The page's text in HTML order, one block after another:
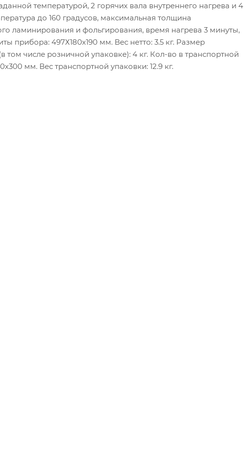
температурой, 2 горячих вала внутреннего нагрева и 4
до 160 градусов, максимальная толщина
ламинирования и фольгирования, время нагрева 3 минуты,
прибора: 497Х180х190 мм. Вес нетто: 3.5 кг. Размер
числе розничной упаковке): 4 кг. Кол-во в транспортной
мм. Вес транспортной упаковки: 12.9 кг.